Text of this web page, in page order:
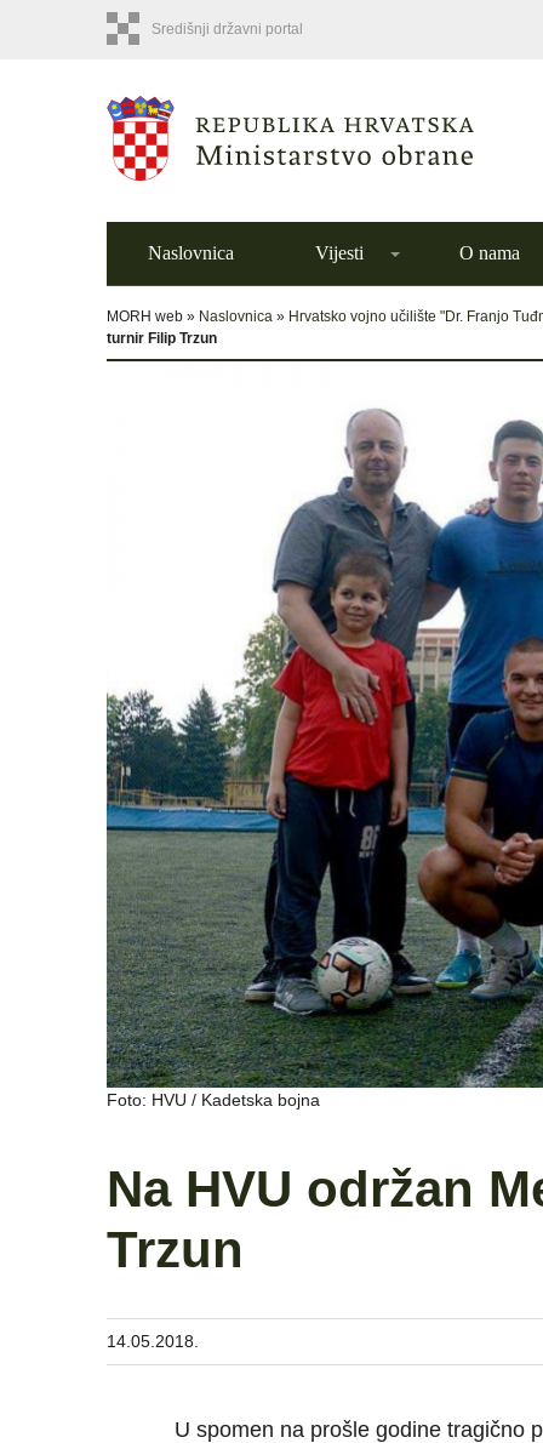
Središnji državni portal
Naslovnica Vijesti O nama
MORH web » Naslovnica » Hrvatsko vojno učilište "Dr. Franjo
turnir Filip Trzun
Foto: HVU / Kadetska bojna
Na HVU održan
Trzun
14.05.2018.
U spomen na prošle godine tragično